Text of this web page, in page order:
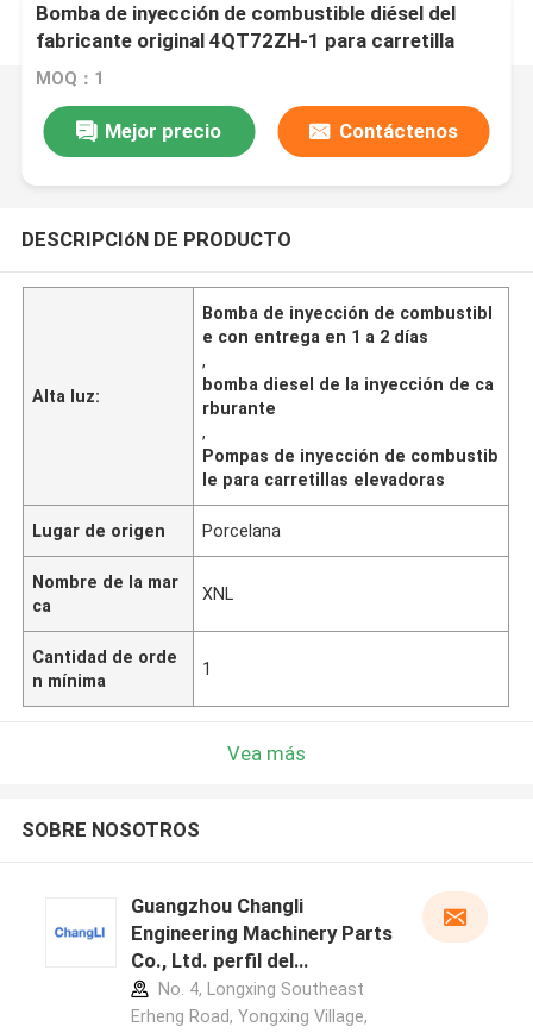
Bomba de inyección de combustible diésel del
fabricante original 4QT72ZH-1 para carretilla
elevadora con entrega en 1 a 2 días
MOQ：1
Mejor precio Contáctenos
DESCRIPCIóN DE PRODUCTO
Alta luz:
Bomba de inyección de combustibl
e con entrega en 1 a 2 días
,
bomba diesel de la inyección de ca
rburante
,
Pompas de inyección de combustib
le para carretillas elevadoras
Lugar de origen Porcelana
Nombre de la mar
ca
XNL
Cantidad de orde
n mínima
1
Vea más
SOBRE NOSOTROS
Guangzhou Changli
Engineering Machinery Parts
Co., Ltd. perfil del
fabricante
No. 4, Longxing Southeast
Erheng Road, Yongxing Village,